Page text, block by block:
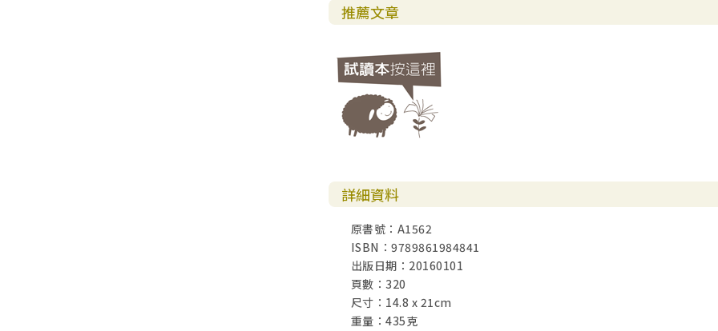
推薦文章
詳細資料
原書號：A1562
ISBN：9789861984841
出版日期：20160101
頁數：320
尺寸：14.8 x 21cm
重量：435克